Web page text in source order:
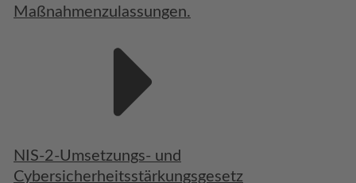
Maßnahmenzulassungen.
NIS-2-Umsetzungs- und
Cybersicherheitsstärkungsgesetz